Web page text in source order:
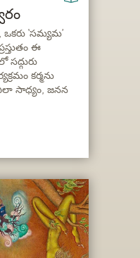
‘సమ్యమ’
ఈ
కర్మను
సాధ్యం, జనన